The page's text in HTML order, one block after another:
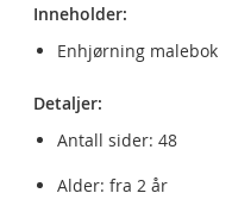
Inneholder:
Enhjørning malebok
Detaljer:
Antall sider: 48
Alder: fra 2 år